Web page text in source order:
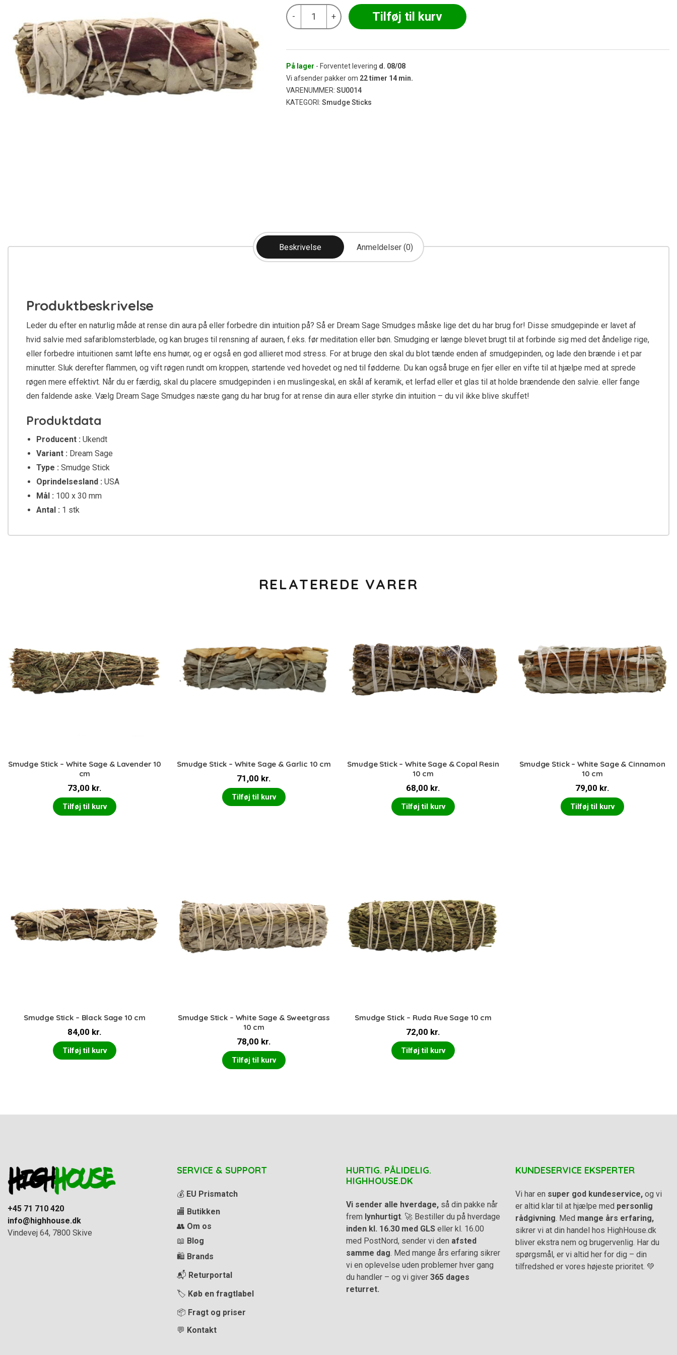
-
Smudge
Stick
-
cm
antal
+ Tilføj til kurv
På lager - Forventet levering d. 08/08
Vi afsender pakker om 22 timer 14 min.
VARENUMMER: SU0014
KATEGORI: Smudge Sticks
Beskrivelse Anmeldelser (0)
Produktbeskrivelse
Leder du efter en naturlig måde at rense din aura på eller forbedre din intuition på? Så er Dream Sage Smudges måske lige det du har brug for! Disse smudgepinde er lavet af
hvid salvie med safariblomsterblade, og kan bruges til rensning af auraen, f.eks. før meditation eller bøn. Smudging er længe blevet brugt til at forbinde sig med det åndelige rige,
eller forbedre intuitionen samt løfte ens humør, og er også en god allieret mod stress. For at bruge den skal du blot tænde enden af smudgepinden, og lade den brænde i et par
minutter. Sluk derefter flammen, og vift røgen rundt om kroppen, startende ved hovedet og ned til fødderne. Du kan også bruge en fjer eller en vifte til at hjælpe med at sprede
røgen mere effektivt. Når du er færdig, skal du placere smudgepinden i en muslingeskal, en skål af keramik, et lerfad eller et glas til at holde brændende den salvie. eller fange
den faldende aske. Vælg Dream Sage Smudges næste gang du har brug for at rense din aura eller styrke din intuition – du vil ikke blive skuffet!
Produktdata
Producent : Ukendt
Variant : Dream Sage
Type : Smudge Stick
Oprindelsesland : USA
Mål : 100 x 30 mm
Antal : 1 stk
RELATEREDE VARER
Smudge Stick – White Sage & Lavender 10
cm
73,00 kr.
Tilføj til kurv
Smudge Stick – White Sage & Garlic 10 cm
71,00 kr.
Tilføj til kurv
Smudge Stick – White Sage & Copal Resin
10 cm
68,00 kr.
Tilføj til kurv
Smudge Stick – White Sage & Cinnamon
10 cm
79,00 kr.
Tilføj til kurv
Smudge Stick – Black Sage 10 cm
84,00 kr.
Tilføj til kurv
Smudge Stick – White Sage & Sweetgrass
10 cm
78,00 kr.
Tilføj til kurv
Smudge Stick – Ruda Rue Sage 10 cm
72,00 kr.
Tilføj til kurv
+45 71 710 420
info@highhouse.dk
Vindevej 64, 7800 Skive
SERVICE & SUPPORT
💰 EU Prismatch
🏬 Butikken
👥 Om os
📖 Blog
🛍️ Brands
📬 Returportal
🏷️ Køb en fragtlabel
📦 Fragt og priser
💬 Kontakt
HURTIG. PÅLIDELIG.
HIGHHOUSE.DK
Vi sender alle hverdage, så din pakke når
frem lynhurtigt. 🚀 Bestiller du på hverdage
inden kl. 16.30 med GLS eller kl. 16.00
med PostNord, sender vi den afsted
samme dag. Med mange års erfaring sikrer
vi en oplevelse uden problemer hver gang
du handler – og vi giver 365 dages
returret.
KUNDESERVICE EKSPERTER
Vi har en super god kundeservice, og vi
er altid klar til at hjælpe med personlig
rådgivning. Med mange års erfaring,
sikrer vi at din handel hos HighHouse.dk
bliver ekstra nem og brugervenlig. Har du
spørgsmål, er vi altid her for dig – din
tilfredshed er vores højeste prioritet. 💚